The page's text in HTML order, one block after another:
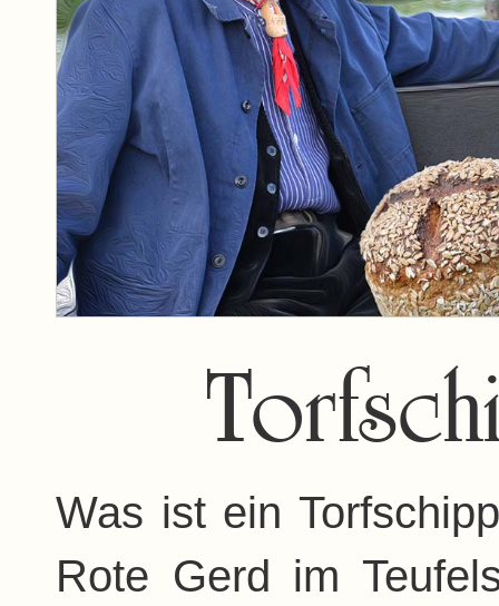
Was ist ein
Rote Gerd im